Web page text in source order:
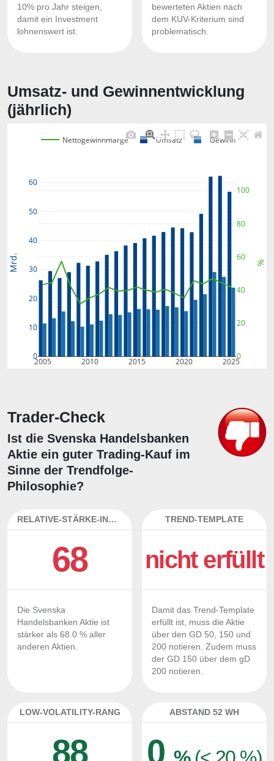
10% pro Jahr steigen,
damit ein Investment
lohnenswert ist.
bewerteten Aktien nach
dem KUV-Kriterium sind
problematisch.
Umsatz- und Gewinnentwicklung
(jährlich)
2005 2010 2015 2020 2025
0
10
20
30
40
50
60
0
20
40
60
80
100
Nettogewinnmarge Umsatz Gewinn
Mrd. %
Trader-Check
Ist die Svenska Handelsbanken
Aktie ein guter Trading-Kauf im
Sinne der Trendfolge-
Philosophie?
RELATIVE-STÄRKE-INDEX
68
Die Svenska
Handelsbanken Aktie ist
stärker als 68.0 % aller
anderen Aktien.
TREND-TEMPLATE
nicht erfüllt
Damit das Trend-Template
erfüllt ist, muss die Aktie
über den GD 50, 150 und
200 notieren. Zudem muss
der GD 150 über dem gD
200 notieren.
LOW-VOLATILITY-RANG
88
ABSTAND 52 WH
0